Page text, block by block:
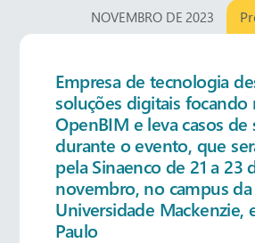
NOVEMBRO DE 2023
Empresa de tecnologia
soluções digitais focando
OpenBIM e leva casos de
durante o evento, que
pela Sinaenco de 21 a 23
novembro, no campus da
Universidade Mackenzie,
Paulo